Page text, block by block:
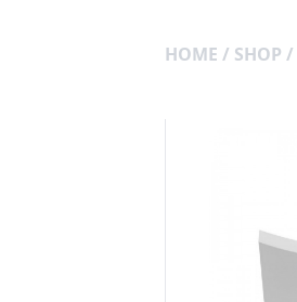
HOME / SHOP /